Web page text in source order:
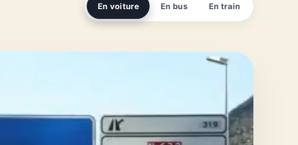
En voiture En bus En train